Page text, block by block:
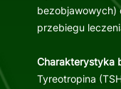
bezobjawowych)
przebiegu
Charakterystyka
Tyreotropina